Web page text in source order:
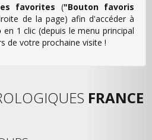
favorites ("Bouton favoris
de la page) afin d'accéder à
en 1 clic (depuis le menu principal
de votre prochaine visite !
FRANCE